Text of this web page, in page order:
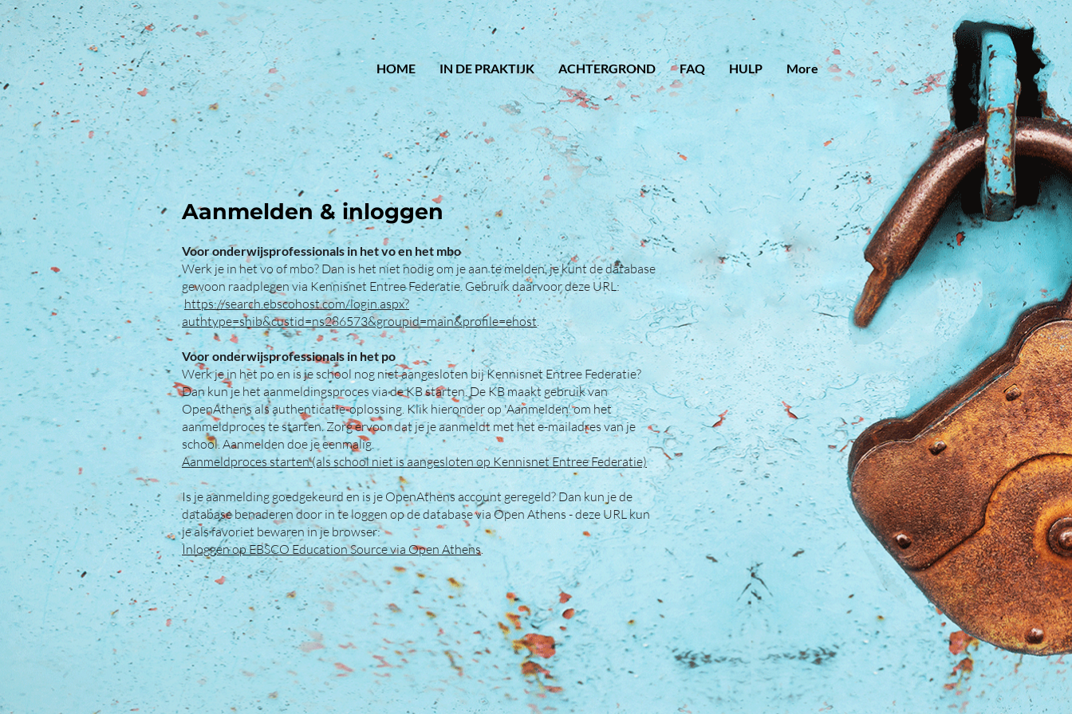
Aanmelden & inloggen
Voor onderwijsprofessionals in het vo en het mbo
Werk je in het vo of mbo? Dan is het niet nodig om je aan te melden, je kunt de database
gewoon raadplegen via Kennisnet Entree Federatie. Gebruik daarvoor deze URL:
https://search.ebscohost.com/login.aspx?
authtype=shib&custid=ns286573&groupid=main&profile=ehost.
Voor onderwijsprofessionals in het po
Werk je in het po en is je school nog niet aangesloten bij Kennisnet Entree Federatie?
Dan kun je het aanmeldingsproces via de KB starten. De KB maakt gebruik van
OpenAthens als authenticatie-oplossing. Klik hieronder op 'Aanmelden' om het
aanmeldproces te starten. Zorg ervoor dat je je aanmeldt met het e-mailadres van je
school. Aanmelden doe je eenmalig.
Aanmeldproces starten (als school niet is aangesloten op Kennisnet Entree Federatie)
Is je aanmelding goedgekeurd en is je OpenAthens account geregeld? Dan kun je de
database benaderen door in te loggen op de database via Open Athens - deze URL kun
je als favoriet bewaren in je browser:
Inloggen op EBSCO Education Source via Open Athens.
HOME IN DE PRAKTIJK ACHTERGROND FAQ HULP More